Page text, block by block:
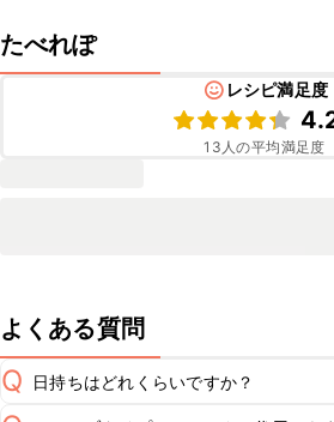
たべれぽ
レシピ満足度
13 人の平均満足度
よくある質問
Q 日持ちはどれくらいですか？